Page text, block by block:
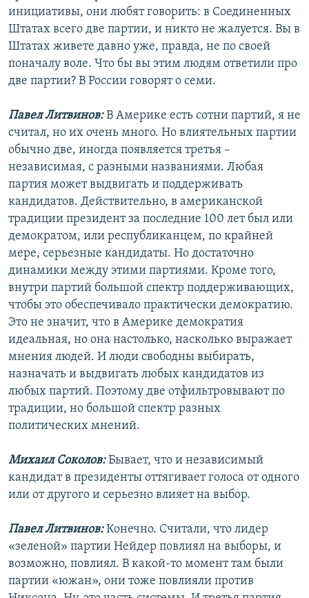
инициативы, они любят говорить: в Соединенных
Штатах всего две партии, и никто не жалуется. Вы в
Штатах живете давно уже, правда, не по своей
поначалу воле. Что бы вы этим людям ответили про
две партии? В России говорят о семи.
Павел Литвинов:В Америке есть сотни партий, я не
считал, но их очень много. Но влиятельных партии
обычно две, иногда появляется третья –
независимая, с разными названиями. Любая
партия может выдвигать и поддерживать
кандидатов. Действительно, в американской
традиции президент за последние 100 лет был или
демократом, или республиканцем, по крайней
мере, серьезные кандидаты. Но достаточно
динамики между этими партиями. Кроме того,
внутри партий большой спектр поддерживающих,
чтобы это обеспечивало практически демократию.
Это не значит, что в Америке демократия
идеальная, но она настолько, насколько выражает
мнения людей. И люди свободны выбирать,
назначать и выдвигать любых кандидатов из
любых партий. Поэтому две отфильтровывают по
традиции, но большой спектр разных
политических мнений.
Михаил Соколов:Бывает, что и независимый
кандидат в президенты оттягивает голоса от одного
или от другого и серьезно влияет на выбор.
Павел Литвинов:Конечно. Считали, что лидер
«зеленой» партии Нейдер повлиял на выборы, и
возможно, повлиял. В какой-то момент там были
партии «южан», они тоже повлияли против